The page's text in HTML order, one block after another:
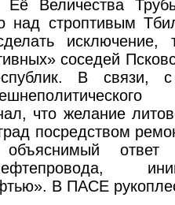
Её Величества
над строптивым
исключение,
соседей
В связи,
что желание
посредством
В ПАСЕ